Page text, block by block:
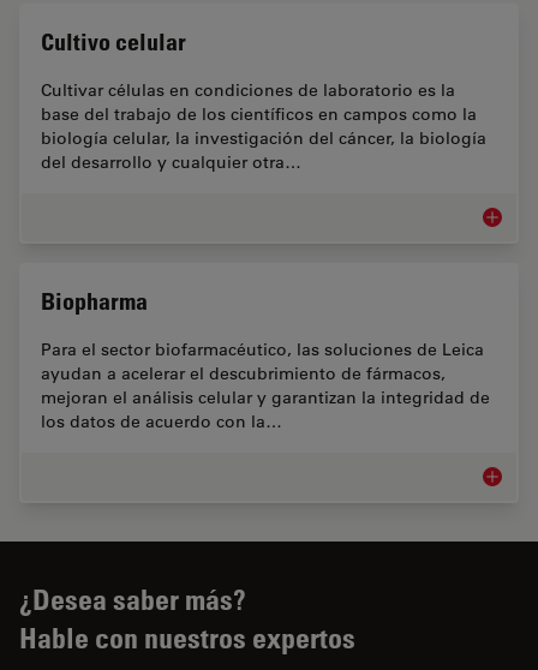
Cultivo celular
Cultivar células en condiciones de laboratorio es la
base del trabajo de los científicos en campos como la
biología celular, la investigación del cáncer, la biología
del desarrollo y cualquier otra…
Cultivo
Biopharma
Para el sector biofarmacéutico, las soluciones de Leica
ayudan a acelerar el descubrimiento de fármacos,
mejoran el análisis celular y garantizan la integridad de
los datos de acuerdo con la…
¿Desea saber más?
Hable con nuestros expertos